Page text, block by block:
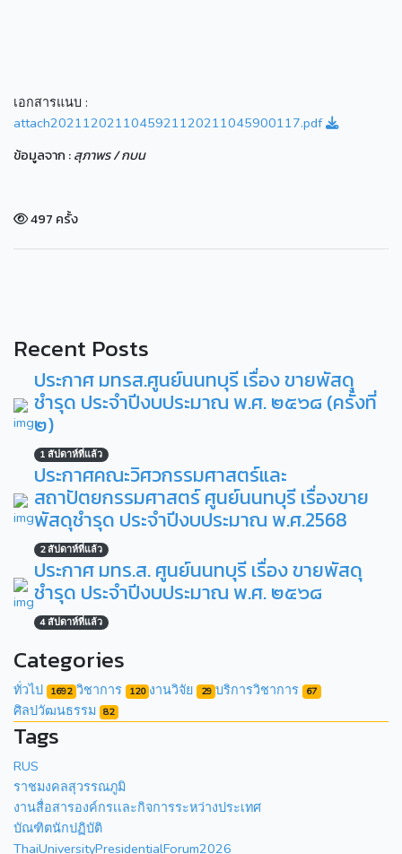
เอกสารแนบ :
attach2021120211045921120211045900117.pdf
ข้อมูลจาก :สุภาพร / กบน
497 ครั้ง
Recent Posts
ประกาศ มทรส.ศูนย์นนทบุรี เรื่อง ขายพัสดุ
ชำรุด ประจำปีงบประมาณ พ.ศ. ๒๕๖๘ (ครั้งที่
๒)
1 สัปดาห์ที่แล้ว
ประกาศคณะวิศวกรรมศาสตร์และ
สถาปัตยกรรมศาสตร์ ศูนย์นนทบุรี เรื่องขาย
พัสดุชำรุด ประจำปีงบประมาณ พ.ศ.2568
2 สัปดาห์ที่แล้ว
ประกาศ มทร.ส. ศูนย์นนทบุรี เรื่อง ขายพัสดุ
ชำรุด ประจำปีงบประมาณ พ.ศ. ๒๕๖๘
4 สัปดาห์ที่แล้ว
Categories
ทั่วไป 1692 วิชาการ 120 งานวิจัย 29 บริการวิชาการ 67
ศิลปวัฒนธรรม 82
Tags
RUS
ราชมงคลสุวรรณภูมิ
งานสื่อสารองค์กรเเละกิจการระหว่างประเทศ
บัณฑิตนักปฏิบัติ
ThaiUniversityPresidentialForum2026